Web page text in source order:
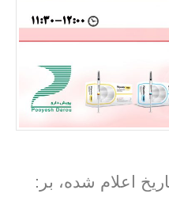
:جهت حضور در وبینار در تاریخ اعلام شده، بر